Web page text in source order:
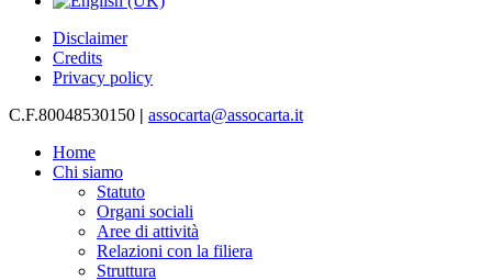
Disclaimer
Credits
Privacy policy
C.F.80048530150 | assocarta@assocarta.it
Home
Chi siamo
Statuto
Organi sociali
Aree di attività
Relazioni con la filiera
Struttura